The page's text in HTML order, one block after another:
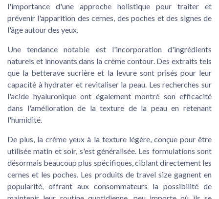
l'importance d'une approche holistique pour traiter et
prévenir l'apparition des cernes, des poches et des signes de
l'âge autour des yeux.
Une tendance notable est l'incorporation d'ingrédients
naturels et innovants dans la crème contour. Des extraits tels
que la betterave sucrière et la levure sont prisés pour leur
capacité à hydrater et revitaliser la peau. Les recherches sur
l'acide hyaluronique ont également montré son efficacité
dans l'amélioration de la texture de la peau en retenant
l'humidité.
De plus, lacrème yeux à la texture légère, conçue pour être
utilisée matin et soir, s'est généralisée. Les formulations sont
désormais beaucoup plus spécifiques, ciblant directement les
cernes et les poches. Les produits de travel sizegagnent en
popularité, offrant aux consommateurs la possibilité de